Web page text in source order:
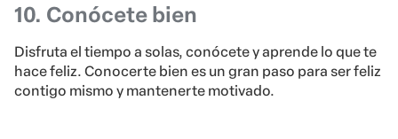
10. Conócete bien
Disfruta el tiempo a solas, conócete y aprende lo que te
hace feliz. Conocerte bien es un gran paso para ser feliz
contigo mismo y mantenerte motivado.